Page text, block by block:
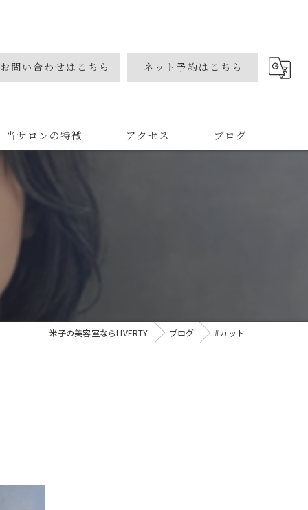
お問い合わせはこちら ネット予約はこちら
当サロンの特徴
カラー
パーマ
ネイル
アクセス ブログ
米子の美容室ならLIVERTY ブログ #カット